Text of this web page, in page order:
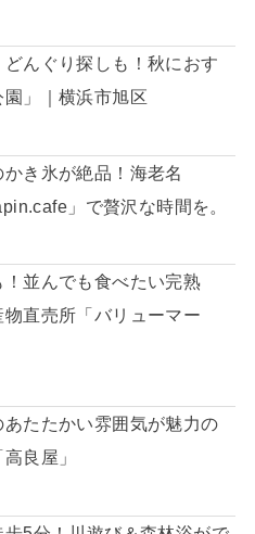
んぐり探しも！秋におす
」｜横浜市旭区
き氷が絶品！海老名
」で贅沢な時間を。
！並んでも食べたい完熟
直売所「バリューマー
あたたかい雰囲気が魅力の
良屋」